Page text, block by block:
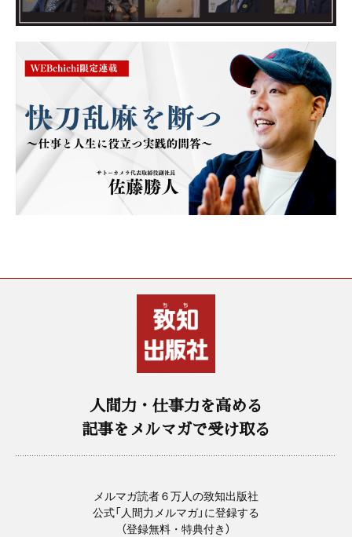
人間力・仕事力を高める
記事をメルマガで受け取る
メルマガ読者６万人の致知出版社
公式「人間力メルマガ」に登録する
（登録無料・特典付き）